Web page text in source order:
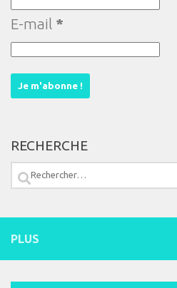
E-mail *
RECHERCHE
Rechercher :
PLUS